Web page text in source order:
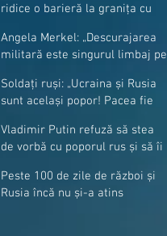
ridice o barieră la granița cu
Angela Merkel: „Descurajarea
militară este singurul limbaj pe
Soldați ruși: „Ucraina și Rusia
sunt același popor! Pacea fie
Vladimir Putin refuză să stea
de vorbă cu poporul rus și să îi
Peste 100 de zile de război și
Rusia încă nu și-a atins